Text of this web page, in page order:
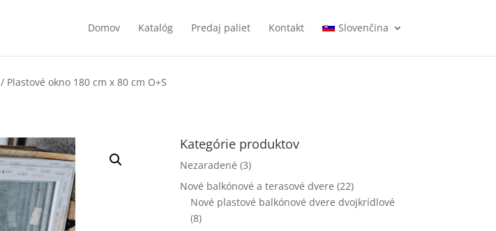
Domov Katalóg Predaj paliet Kontakt Slovenčina
/ Plastové okno 180 cm x 80 cm O+S
Kategórie produktov
Nezaradené (3)
Nové balkónové a terasové dvere (22)
Nové plastové balkónové dvere dvojkrídlové
(8)